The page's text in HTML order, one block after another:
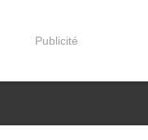
Publicité